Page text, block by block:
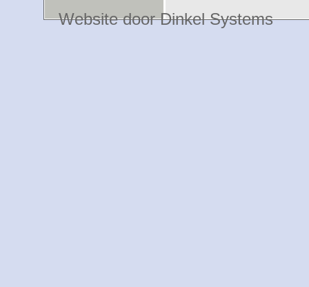
Website door Dinkel Systems